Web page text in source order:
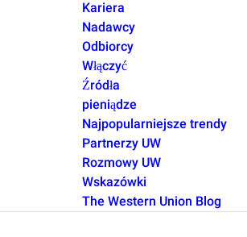
Kariera
Nadawcy
Odbiorcy
Włączyć
Źródła
pieniądze
Najpopularniejsze trendy
Partnerzy UW
Rozmowy UW
Wskazówki
The Western Union Blog